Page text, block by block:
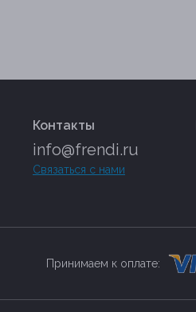
Контакты
info@frendi.ru
Связаться с нами
Принимаем к оплате: